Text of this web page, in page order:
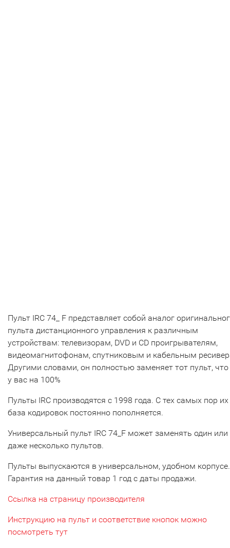
Пульт IRC 74_ F представляет собой аналог
пульта дистанционного управления к различным
устройствам: телевизорам, DVD и CD проигрывателям,
видеомагнитофонам, спутниковым и кабельным
Другими словами, он полностью заменяет тот пульт,
у вас на 100%
Пульты IRC производятся с 1998 года. С тех самых пор их
база кодировок постоянно пополняется.
Универсальный пульт IRC 74_F может заменять один или
даже несколько пультов.
Пульты выпускаются в универсальном, удобном корпусе.
Гарантия на данный товар 1 год с даты продажи.
Ссылка на страницу производителя
Инструкцию на пульт и соответствие кнопок можно
посмотреть тут